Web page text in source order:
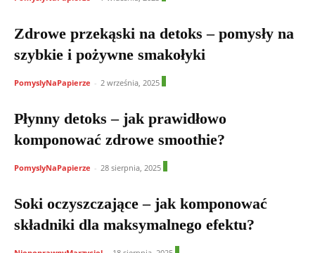
Zdrowe przekąski na detoks – pomysły na
szybkie i pożywne smakołyki
PomyslyNaPapierze - 2 września, 2025
Płynny detoks – jak prawidłowo
komponować zdrowe smoothie?
PomyslyNaPapierze - 28 sierpnia, 2025
Soki oczyszczające – jak komponować
składniki dla maksymalnego efektu?